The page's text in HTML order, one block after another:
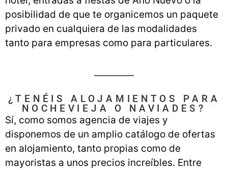
posibilidad de que te organicemos un paquete
privado en cualquiera de las modalidades
tanto para empresas como para particulares.
¿TENÉIS ALOJAMIENTOS PARA
NOCHEVIEJA O NAVIADES?
Sí, como somos agencia de viajes y
disponemos de un amplio catálogo de ofertas
en alojamiento, tanto propias como de
mayoristas a unos precios increíbles. Entre